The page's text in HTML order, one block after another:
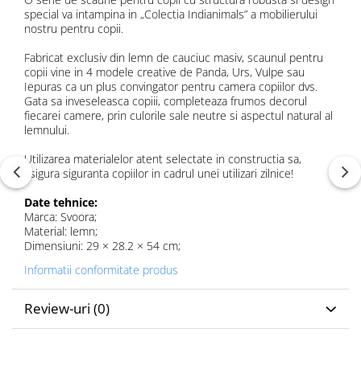
special va intampina in „Colectia Indianimals” a mobilierului
nostru pentru copii.
Fabricat exclusiv din lemn de cauciuc masiv, scaunul pentru
copii vine in 4 modele creative de Panda, Urs, Vulpe sau
Iepuras ca un plus convingator pentru camera copiilor dvs.
Gata sa inveseleasca copiii, completeaza frumos decorul
fiecarei camere, prin culorile sale neutre si aspectul natural al
lemnului.
Utilizarea materialelor atent selectate in constructia sa,
asigura siguranta copiilor in cadrul unei utilizari zilnice!
Date tehnice:
Marca: Svoora;
Material: lemn;
Dimensiuni: 29 × 28.2 × 54 cm;
Informatii conformitate produs
Review-uri (0)